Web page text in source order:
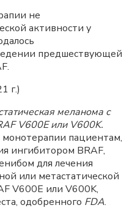
не
активности у
предшествующей
г.)
меланома с
V600E или V600K.
пациентам,
ингибитором BRAF,
для лечения
или метастатической
V600E или V600K,
одобренного FDA.